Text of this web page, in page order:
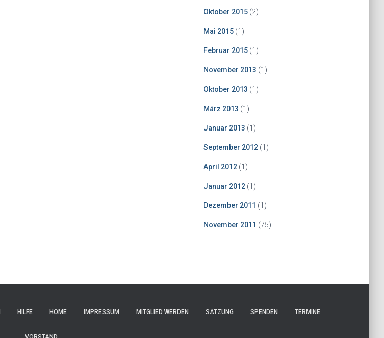
Oktober 2015(2)
Mai 2015(1)
Februar 2015(1)
November 2013 (1)
Oktober 2013 (1)
März 2013 (1)
Januar 2013 (1)
September 2012(1)
April 2012(1)
Januar 2012(1)
Dezember 2011 (1)
November 2011 (75)
HILFE HOME IMPRESSUM MITGLIED WERDEN SATZUNG SPENDEN TERMINE